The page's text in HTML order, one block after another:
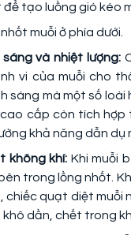
tạo luồng gió kéo
muỗi ở phía dưới.
và nhiệt lượng:
vi của muỗi cho
sáng mà một số
cấp còn tích hợp
khả năng dẫn dụ
không khí: Khi muỗi
trong lồng nhốt.
chiếc quạt diệt
khô dần, chết trong